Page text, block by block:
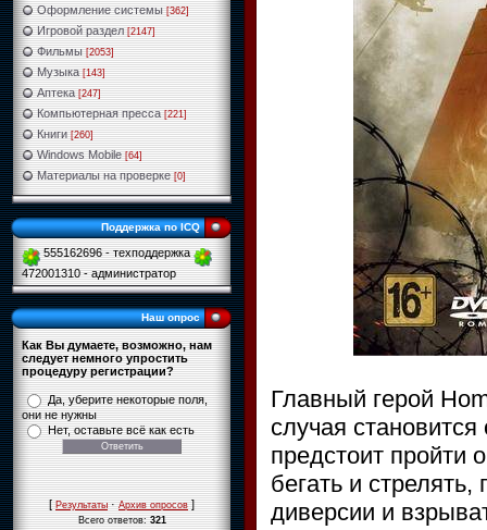
Оформление системы [362]
Игровой раздел [2147]
Фильмы [2053]
Музыка [143]
Аптека [247]
Компьютерная пресса [221]
Книги [260]
Windows Mobile [64]
Материалы на проверке [0]
Поддержка по ICQ
555162696 - техподдержка
472001310 - администратор
Наш опрос
Как Вы думаете, возможно, нам
следует немного упростить
процедуру регистрации?
Да, уберите некоторые поля,
они не нужны
Нет, оставьте всё как есть
[Результаты·Архив опросов]
Всего ответов:321
Главный герой
случая
предстоит пройти
бегать и стрелять,
диверсии и